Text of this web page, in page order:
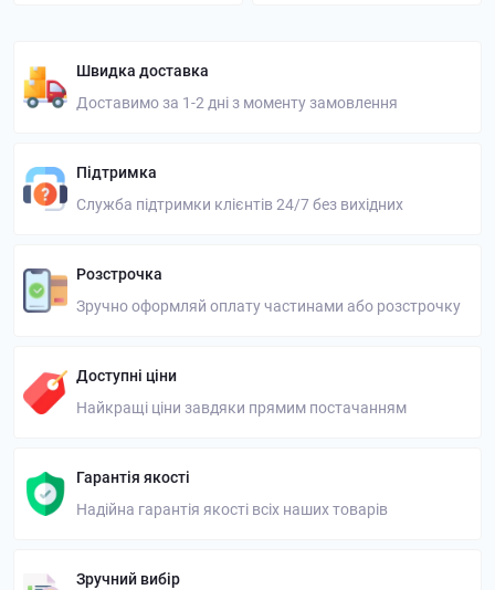
Швидка доставка
Доставимо за 1-2 дні з моменту замовлення
Підтримка
Служба підтримки клієнтів 24/7 без вихідних
Розстрочка
Зручно оформляй оплату частинами або розстрочку
Доступні ціни
Найкращі ціни завдяки прямим постачанням
Гарантія якості
Надійна гарантія якості всіх наших товарів
Зручний вибір